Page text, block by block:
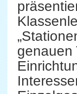
genauen